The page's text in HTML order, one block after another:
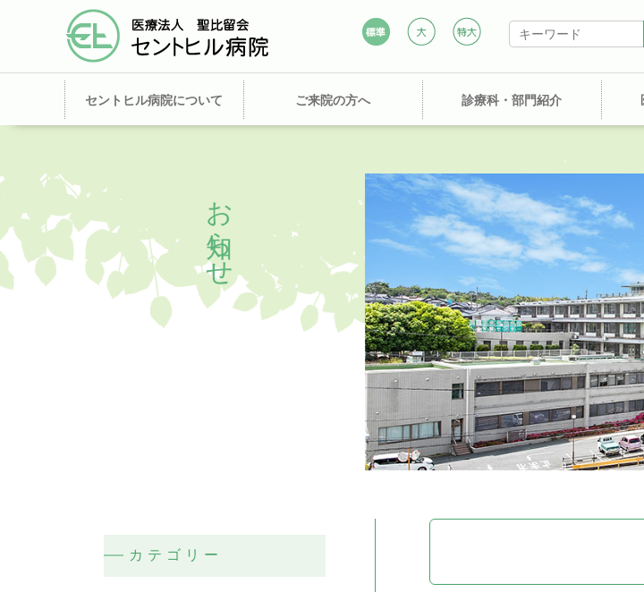
セントヒル病院について
病院概要 院長あいさつ フロアガイド 理念・基本方針
すこやか通信 診療実績
ご来院の方へ
外来医師表 初診の方へ 入院のご案内 お見舞い・面会の方へ
診療科・部門紹介
呼吸器内科 外科・消化器外科
腎臓内科・人工透析内
科・泌尿器科
消化器内科
看護部 臨床検査部 栄養管理室
診療録管理室
紹介患者さまの予約について PET、MRI、CTの予約について
リンク プライバシーポリシー 講演会
お知らせ
カテゴリー